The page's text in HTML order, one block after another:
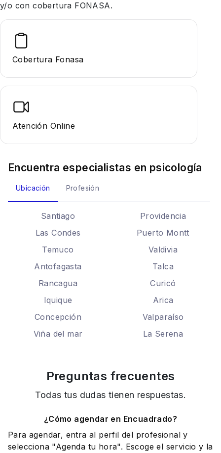
y/o con cobertura FONASA.
Cobertura Fonasa
Atención Online
Encuentra especialistas en psicología
Ubicación Profesión
Santiago
Providencia
Las Condes
Puerto Montt
Temuco
Valdivia
Antofagasta
Talca
Rancagua
Curicó
Iquique
Arica
Concepción
Valparaíso
Viña del mar
La Serena
Preguntas frecuentes
Todas tus dudas tienen respuestas.
¿Cómo agendar en Encuadrado?
Para agendar, entra al perfil del profesional y
selecciona "Agenda tu hora". Escoge el servicio y la